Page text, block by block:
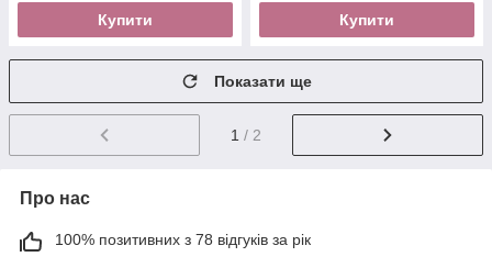
Купити Купити
Показати ще
1 / 2
Про нас
100% позитивних з 78 відгуків за рік